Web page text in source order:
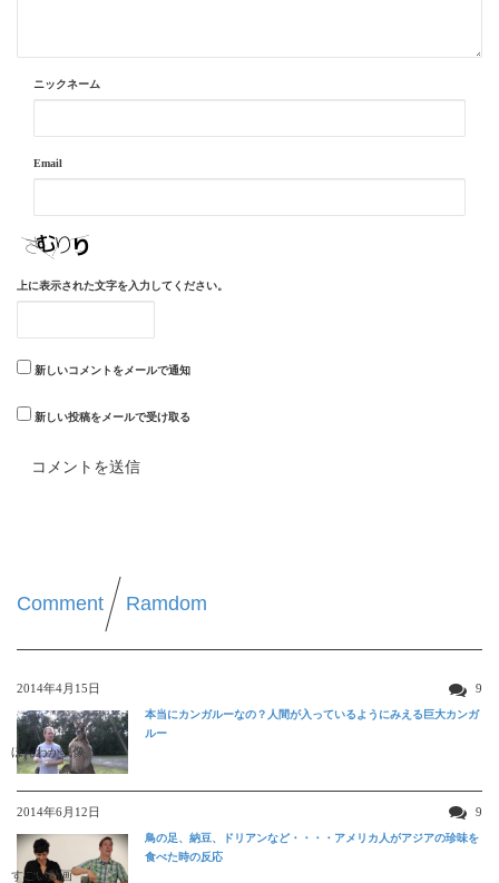
ニックネーム
Email
上に表示された文字を入力してください。
新しいコメントをメールで通知
新しい投稿をメールで受け取る
Comment Ramdom
2014年4月15日 9
ほんわか映像
本当にカンガルーなの？人間が入っているようにみえる巨大カンガ
ルー
2014年6月12日 9
すごい動画
鳥の足、納豆、ドリアンなど・・・・アメリカ人がアジアの珍味を
食べた時の反応